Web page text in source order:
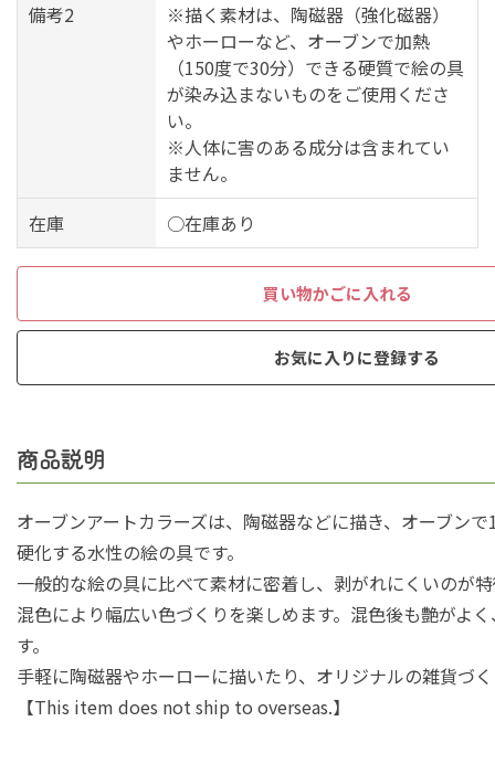
備考2
※描く素材は、陶磁器（強化磁器）
やホーローなど、オーブンで加熱
（150度で30分）できる硬質で絵の具
が染み込まないものをご使用くださ
い。
※人体に害のある成分は含まれてい
ません。
在庫
○在庫あり
買い物かごに入れる
お気に入りに登録する
商品説明
オーブンアートカラーズは、陶磁器などに描き、オーブン
硬化する水性の絵の具です。
一般的な絵の具に比べて素材に密着し、剥がれにくいのが
混色により幅広い色づくりを楽しめます。混色後も艶がよ
す。
手軽に陶磁器やホーローに描いたり、オリジナルの雑貨づ
【This item does not ship to overseas.】